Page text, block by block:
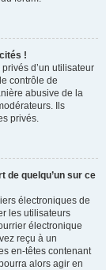
!
d’un utilisateur
contrôle de
abusive de la
Ils
privés.
de quelqu’un sur ce
électroniques de
les utilisateurs
électronique
reçu à un
en-têtes contenant
alors agir en